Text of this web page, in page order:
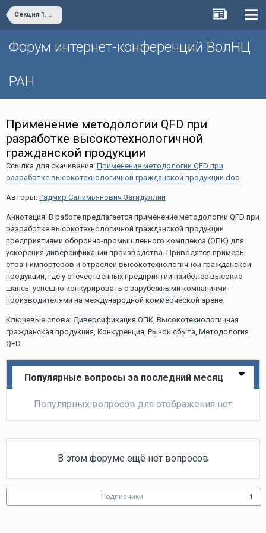
Секция 1. Научно-технологическое развитие территорий: региональные тенденции и практики
Форум интернет-конференций ВолНЦ
РАН
Применение методологии QFD при
разработке высокотехнологичной
гражданской продукции
Ссылка для скачивания: Применение методологии QFD при
разработке высокотехнологичной гражданской продукции.doc
Авторы: Радмир Салимьянович Загидуллин
Аннотация: В работе предлагается применение методологии QFD при
разработке высокотехнологичной гражданской продукции
предприятиями оборонно-промышленного комплекса (ОПК) для
ускорения диверсификации производства. Приводятся примеры
стран-импортеров и отраслей высокотехнологичной гражданской
продукции, где у отечественных предприятий наиболее высокие
шансы успешно конкурировать с зарубежными компаниями-
производителями на международной коммерческой арене.
Ключевые слова: Диверсификация ОПК, Высокотехнологичная
гражданская продукция, Конкуренция, Рынок сбыта, Методология
QFD
Популярные вопросы за последний месяц
Популярных вопросов для отображения нет
В этом форуме ещё нет вопросов
Подписчики 1